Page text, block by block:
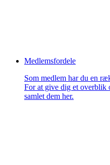
Medlemsfordele
Som medlem har du en
For at give dig et overblik
samlet dem her.